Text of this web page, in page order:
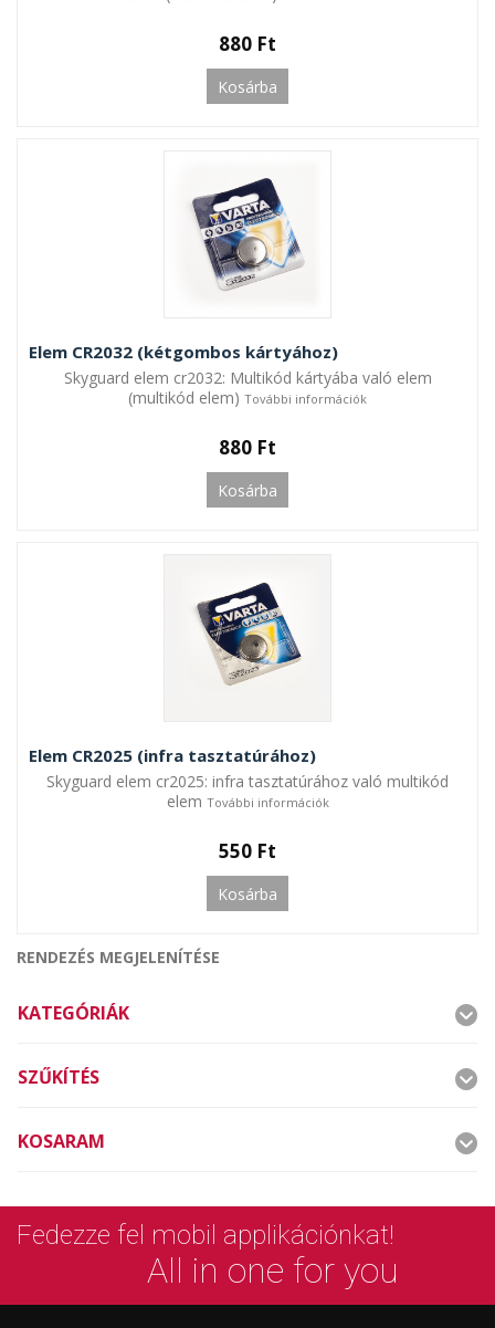
880 Ft
Kosárba
Elem CR2032 (kétgombos kártyához)
Skyguard elem cr2032: Multikód kártyába való elem
(multikód elem) További információk
880 Ft
Kosárba
Elem CR2025 (infra tasztatúrához)
Skyguard elem cr2025: infra tasztatúrához való multikód
elem További információk
550 Ft
Kosárba
RENDEZÉS MEGJELENÍTÉSE
KATEGÓRIÁK
SZŰKÍTÉS
KOSARAM
Fedezze fel mobil applikációnkat!
All in one for you